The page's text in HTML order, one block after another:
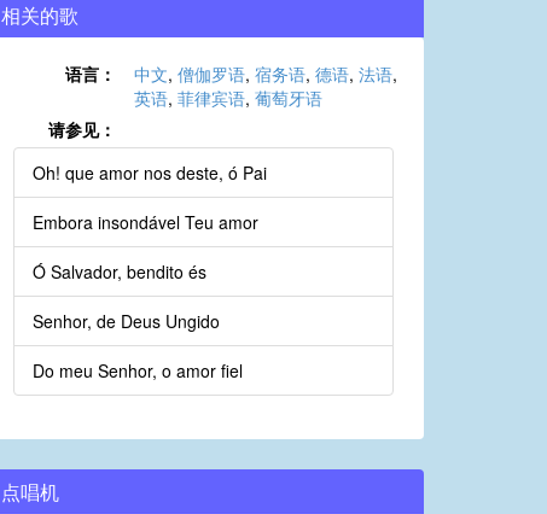
相关的歌
语言： 中文, 僧伽罗语, 宿务语, 德语, 法语,
英语, 菲律宾语, 葡萄牙语
请参见：
Oh! que amor nos deste, ó Pai
Embora insondável Teu amor
Ó Salvador, bendito és
Senhor, de Deus Ungido
Do meu Senhor, o amor fiel
点唱机